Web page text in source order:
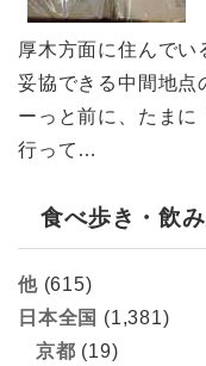
厚木方面に住んでい
妥協できる中間地点
ーっと前に、たまに
行って…
食べ歩き・飲
他(615)
日本全国 (1,381)
京都 (19)